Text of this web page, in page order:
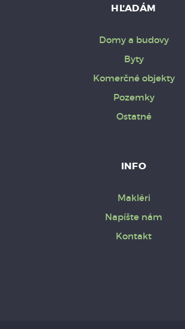
HĽADÁM
Domy a budovy
Byty
Komerčné objekty
Pozemky
Ostatné
INFO
Makléri
Napíšte nám
Kontakt